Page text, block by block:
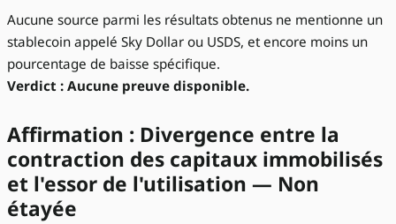
Aucune source parmi les résultats obtenus ne mentionne un
stablecoin appelé Sky Dollar ou USDS, et encore moins un
pourcentage de baisse spécifique.
Verdict : Aucune preuve disponible.
Affirmation : Divergence entre la
contraction des capitaux immobilisés
et l'essor de l'utilisation — Non
étayée